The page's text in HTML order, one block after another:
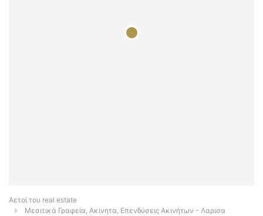
Αετοί του real estate
Μεσιτικά Γραφεία, Ακίνητα, Επενδύσεις Ακινήτων - Λαρισα